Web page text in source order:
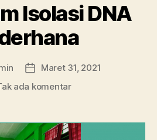
Isolasi DNA
Tanggal
artikel
Maret 31, 2021
ada komentarpada
DNA
Sederhana